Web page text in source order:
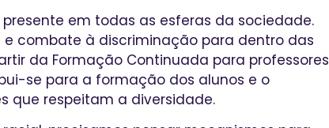
em todas as esferas da sociedade.
combate à discriminação para dentro das
da Formação Continuada para professores
se para a formação dos alunos e o
que respeitam a diversidade.